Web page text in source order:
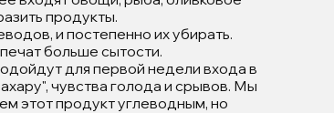
продукты.
и постепенно их убирать.
больше сытости.
для первой недели входа в
чувства голода и срывов. Мы
этот продукт углеводным, но